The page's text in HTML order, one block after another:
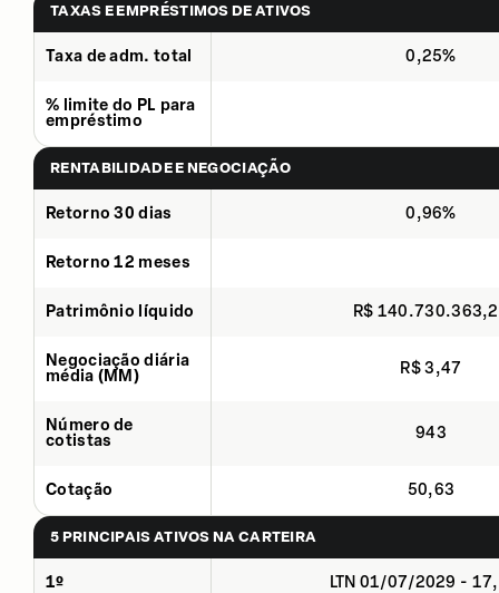
TAXAS E EMPRÉSTIMOS DE ATIVOS
Taxa de adm. total 0,25%
% limite do PL para
empréstimo
RENTABILIDADE E NEGOCIAÇÃO
Retorno 30 dias 0,96%
Retorno 12 meses
Patrimônio líquido R$
Negociação diária
média (MM)
R$ 3,47
Número de
cotistas
943
Cotação 50,63
5 PRINCIPAIS ATIVOS NA CARTEIRA
1º LTN 01/07/2029 -